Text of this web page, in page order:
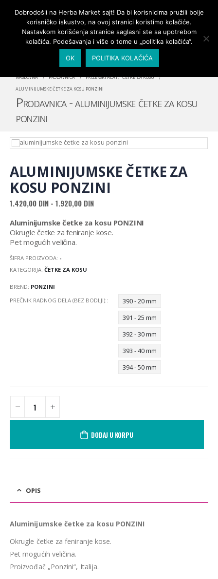
PRIJAVA/MOJ NALOG
NASLOVNA PRODAVNICA FRIZERSKI ALAT, ČETKE ZA KOSU
ALUMINIJUMSKE ČETKE ZA KOSU PONZINI
Prodavnica - aluminijumske četke za kosu
ponzini
ALUMINIJUMSKE ČETKE ZA
KOSU PONZINI
1.420,00 DIN - 1.920,00 DIN
Aluminijumske četke za kosu PONZINI
Okrugle četke za feniranje kose.
Pet mogućih veličina.
ŠIFRA PROIZVODA: -
KATEGORIJA: ČETKE ZA KOSU
BREND: PONZINI
PREČNIK RADNOG DELA (BEZ BODLJI):
390 - 20 mm
391 - 25 mm
392 - 30 mm
393 - 40 mm
394 - 50 mm
DODAJ U KORPU
OPIS
Aluminijumske četke za kosu PONZINI
Okrugle četke za feniranje kose.
Pet mogućih veličina.
Proizvođač „Ponzini“, Italija.
Dobrodošli na Herba Market sajt! Da bi korisnicima pružili bolje
korisničko iskustvo, na ovoj stranici koristimo kolačiće.
Nastavkom korišćenja stranice saglasni ste sa upotrebom
kolačića. Podešavanja i više o tome u „politika kolačića“.
OK POLITIKA KOLAČIĆA